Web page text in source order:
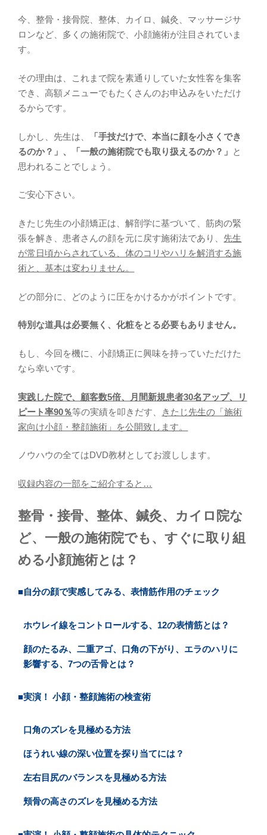
今、整骨・接骨院、整体、カイロ、鍼灸、マッサージサ
ロンなど、多くの施術院で、小顔施術が注目されていま
す。
その理由は、これまで院を素通りしていた女性客を集客
でき、高額メニューでもたくさんのお申込みをいただけ
るからです。
しかし、先生は、
「手技だけで、本当に顔を小さくでき
るのか？」、「一般の施術院でも取り扱えるのか？」 と
思われることでしょう。
ご安心下さい。
きたじ先生の小顔矯正は、解剖学に基づいて、筋肉の緊
張を解き、患者さんの顔を元に戻す施術法であり、 先生
が常日頃からされている、体のコリやハリを解消する施
術と、基本は変わりません。
どの部分に、どのように圧をかけるかがポイントです。
特別な道具は必要無く、化粧をとる必要もありません。
もし、今回を機に、小顔矯正に興味を持っていただけた
なら幸いです。
実践した院で、顧客数5倍、月間新規患者30名アップ、リ
ピート率90％等の実績を叩きだす、 きたじ先生の「施術
家向け小顔・整顔施術」を公開致します。
ノウハウの全てはDVD教材としてお渡しします。
収録内容の一部をご紹介すると…
整骨・接骨、整体、鍼灸、カイロ院な
ど、一般の施術院でも、すぐに取り組
める小顔施術とは？
■自分の顔で実感してみる、表情筋作用のチェック
ホウレイ線をコントロールする、12の表情筋とは？
顔のたるみ、二重アゴ、口角の下がり、エラのハリに
影響する、7つの舌骨とは？
■実演！ 小顔・整顔施術の検査術
口角のズレを見極める方法
ほうれい線の深い位置を探り当てには？
左右目尻のバランスを見極める方法
頬骨の高さのズレを見極める方法